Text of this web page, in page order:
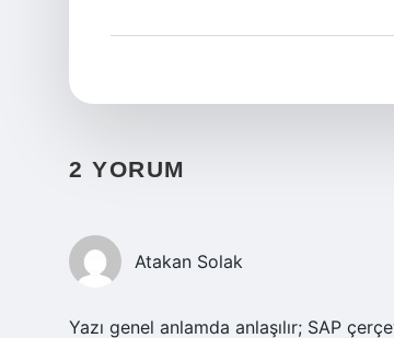
2 YORUM
Atakan Solak
Yazı genel anlamda anlaşılır; SAP